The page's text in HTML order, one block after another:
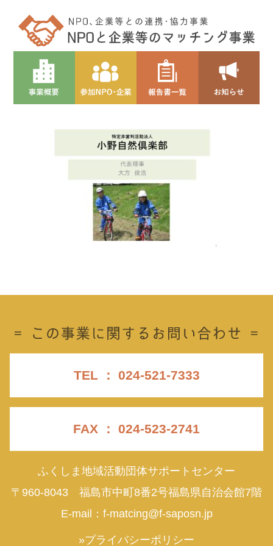
TEL ： 024-521-7333
FAX ： 024-523-2741
ふくしま地域活動団体サポートセンター
〒960-8043 福島市中町8番2号福島県自治会館7階
E-mail： f-matcing@f-saposn.jp
»プライバシーポリシー